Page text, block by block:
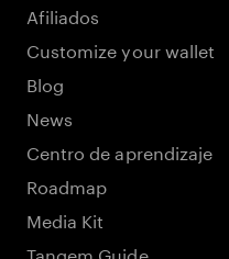
Afiliados
Customize your wallet
Blog
News
Centro de aprendizaje
Roadmap
Media Kit
Tangem Guide